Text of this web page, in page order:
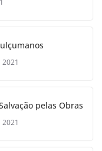
pelas Obras